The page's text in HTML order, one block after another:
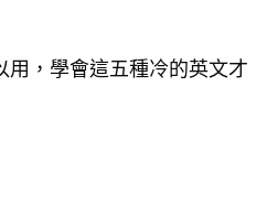
用，學會這五種冷的英文才